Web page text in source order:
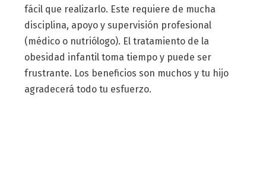
fácil que realizarlo. Este requiere de mucha
disciplina, apoyo y supervisión profesional
(médico o nutriólogo). El tratamiento de la
obesidad infantil toma tiempo y puede ser
frustrante. Los beneficios son muchos y tu hijo
agradecerá todo tu esfuerzo.